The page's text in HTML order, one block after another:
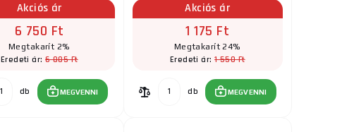
Akciós ár
6 750 Ft
Megtakarít 2%
Eredeti ár:6 885 Ft
db MEGVENNI
Akciós ár
1 175 Ft
Megtakarít 24%
Eredeti ár:1 550 Ft
db MEGVENNI